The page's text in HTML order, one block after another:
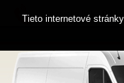
Zákaznícka linka
Tieto internetové